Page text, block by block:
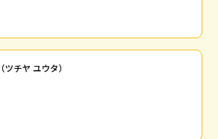
（ツチヤ ユウタ）